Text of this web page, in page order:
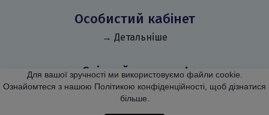
Особистий кабінет
→ Детальніше
Слідкуй за нами!
Для вашої зручності ми використовуємо файли cookie.
Ознайомтеся з нашою Політикою конфіденційності, щоб дізнатися
більше.